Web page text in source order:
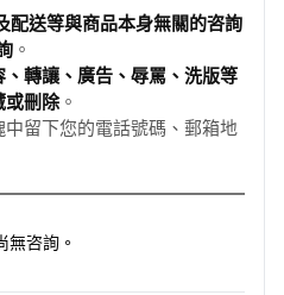
配送等與商品本身無關的咨詢
。
、轉讓、廣告、辱罵、洗版等
或刪除。
留下您的電話號碼、郵箱地
無咨詢。